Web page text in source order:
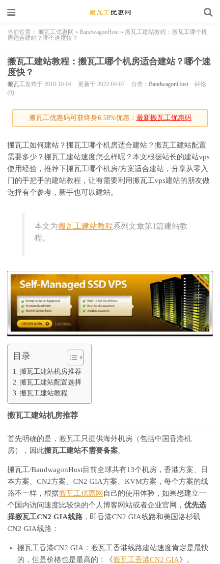
当前位置： 搬瓦工优惠网 » BandwagonHost » 搬瓦工建站教程：搬瓦工哪个机
房适合建站？哪个速度快？
搬瓦工建站教程：搬瓦工哪个机房适合建站？哪个速
度快？
搬瓦工发布于 2018-10-04 更新于 2022-04-07 分类： BandwagonHost
评论
(0)
搬瓦工优惠码可获终身6.58%优惠： 最新搬瓦工优惠码
搬瓦工如何建站？搬瓦工哪个机房适合建站？搬瓦工建站配置
需要多少？搬瓦工建站速度怎么样呢？本文根据站长的建站vps
使用经验，推荐下搬瓦工哪个机房/方案适合建站，分享从零入
门的手把手的建站教程，让有需要利用搬瓦工vps建站的朋友做
选择有个参考，新手也可以建站。
本文为搬瓦工建站教程系列文章第1篇建站教
程。
目录
搬瓦工建站机房推荐
搬瓦工建站配置选择
搬瓦工建站教程
搬瓦工建站机房推荐
首先明确的是，搬瓦工只提供海外机房（包括中国香港机
房），因此搬瓦工建站不需要备案。
搬瓦工/BandwagonHost目前全球共有13个机房，香港方案、日
本方案、CN2方案、CN2 GIA方案、KVM方案，每个方案的线
路不一样，根据搬瓦工优惠网 自己的使用体验，如果想建立一
个国内访问速度比较快的个人博客网站或者企业官网， 优先选
择搬瓦工CN2 GIA线路 ，即香港CN2 GIA线路和美国洛杉矶
CN2 GIA线路：
搬瓦工香港CN2 GIA：搬瓦工香港线路建站速度肯定是最快
的，但是价格也是最高的：《搬瓦工香港CN2 GIA》。